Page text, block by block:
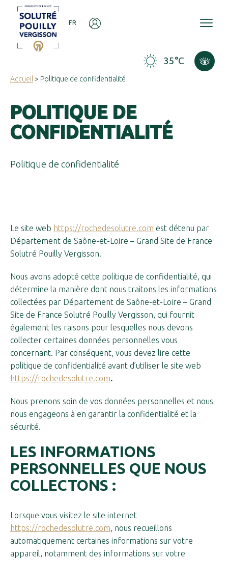
FR
35°C
Accueil > Politique de confidentialité
POLITIQUE DE
CONFIDENTIALITÉ
Politique de confidentialité
Le site web https://rochedesolutre.com est détenu par
Département de Saône-et-Loire – Grand Site de France
Solutré Pouilly Vergisson.
Nous avons adopté cette politique de confidentialité, qui
détermine la manière dont nous traitons les informations
collectées par Département de Saône-et-Loire – Grand
Site de France Solutré Pouilly Vergisson, qui fournit
également les raisons pour lesquelles nous devons
collecter certaines données personnelles vous
concernant. Par conséquent, vous devez lire cette
politique de confidentialité avant d’utiliser le site web
https://rochedesolutre.com.
Nous prenons soin de vos données personnelles et nous
nous engageons à en garantir la confidentialité et la
sécurité.
LES INFORMATIONS
PERSONNELLES QUE NOUS
COLLECTONS :
Lorsque vous visitez le site internet
https://rochedesolutre.com, nous recueillons
automatiquement certaines informations sur votre
appareil, notamment des informations sur votre
Panneau de gestion des cookies